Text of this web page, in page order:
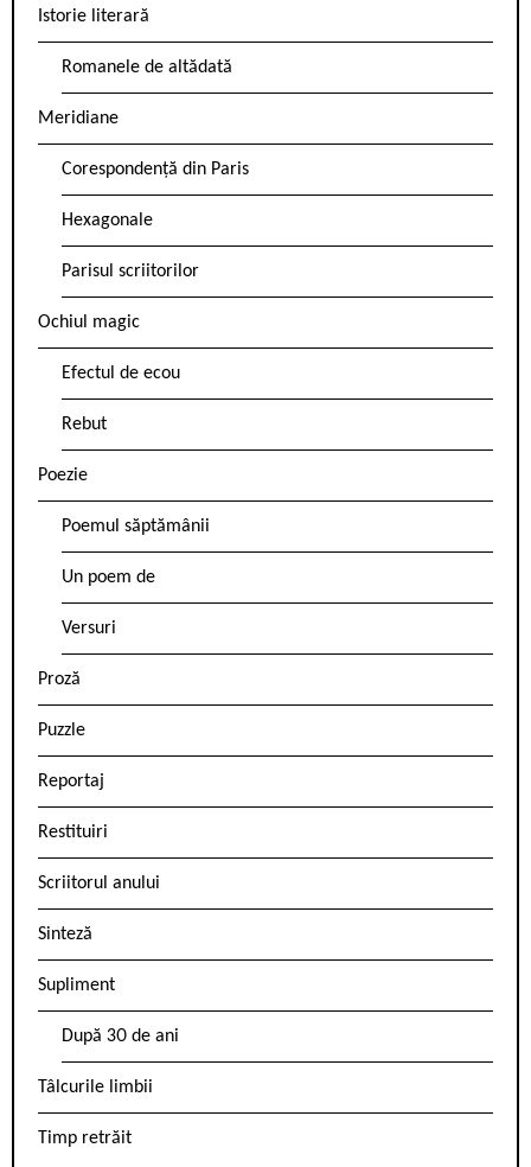
Istorie literară
Romanele de altădată
Meridiane
Corespondență din Paris
Hexagonale
Parisul scriitorilor
Ochiul magic
Efectul de ecou
Rebut
Poezie
Poemul săptămânii
Un poem de
Versuri
Proză
Puzzle
Reportaj
Restituiri
Scriitorul anului
Sinteză
Supliment
După 30 de ani
Tâlcurile limbii
Timp retrăit